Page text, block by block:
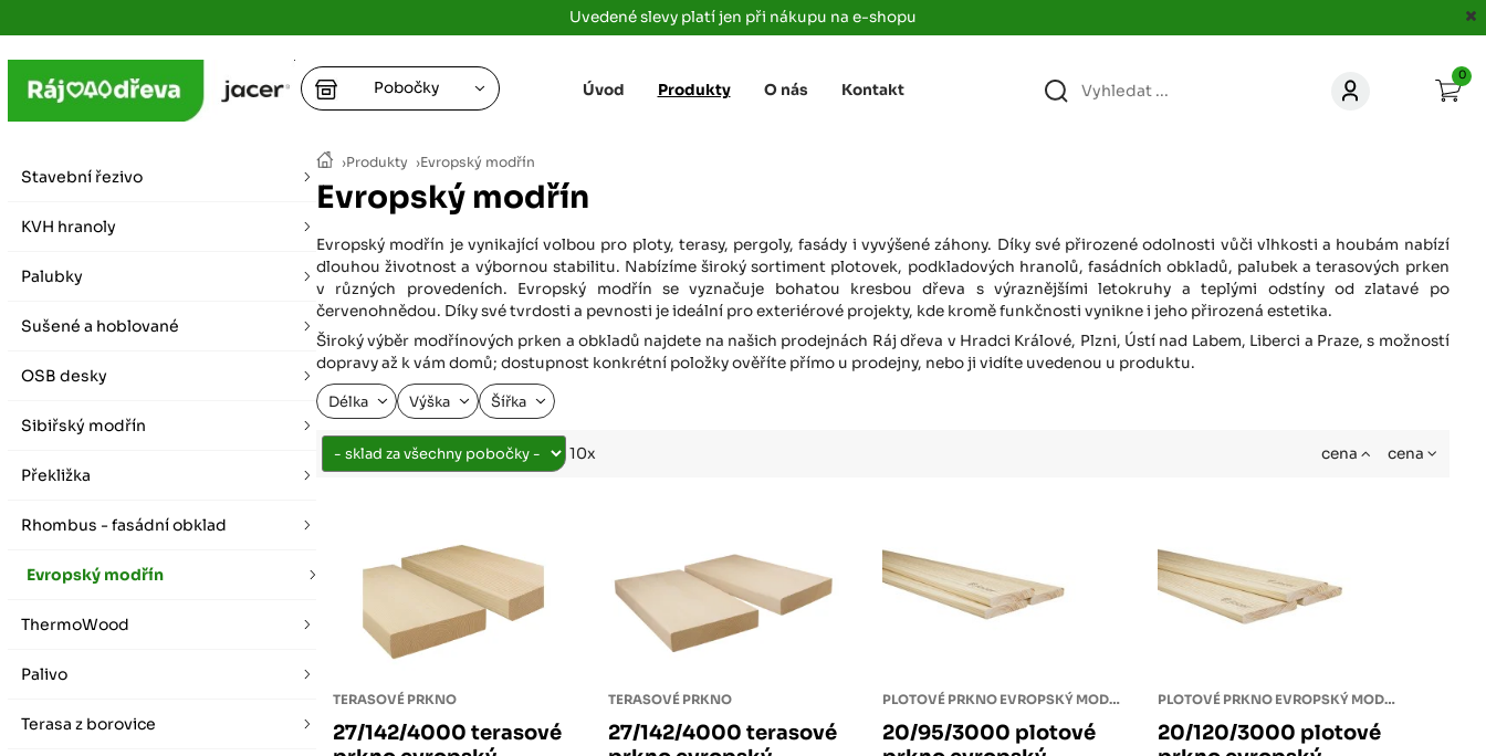
Uvedené slevy platí jen při nákupu na e-shopu
›Produkty ›Evropský modřín
Evropský modřín
Evropský modřín je vynikající volbou pro ploty, terasy, pergoly, fasády i vyvýšené záhony. Díky své přirozené odolnosti vůči vlhkosti a houbám nabízí
dlouhou životnost a výbornou stabilitu. Nabízíme široký sortiment plotovek, podkladových hranolů, fasádních obkladů, palubek a terasových prken
v různých provedeních. Evropský modřín se vyznačuje bohatou kresbou dřeva s výraznějšími letokruhy a teplými odstíny od zlatavé po
červenohnědou. Díky své tvrdosti a pevnosti je ideální pro exteriérové projekty, kde kromě funkčnosti vynikne i jeho přirozená estetika.
Široký výběr modřínových prken a obkladů najdete na našich prodejnách Ráj dřeva v Hradci Králové, Plzni, Ústí nad Labem, Liberci a Praze, s možností
dopravy až k vám domů; dostupnost konkrétní položky ověříte přímo u prodejny, nebo ji vidíte uvedenou u produktu.
Délka Výška Šířka
10x cena cena
TERASOVÉ PRKNO
27/142/4000 terasové
TERASOVÉ PRKNO
27/142/4000 terasové
PLOTOVÉ PRKNO EVROPSKÝ MODŘÍN
20/95/3000 plotové
PLOTOVÉ PRKNO EVROPSKÝ MODŘÍN
20/120/3000 plotové
Stavební řezivo
KVH hranoly
Palubky
Sušené a hoblované
OSB desky
Sibiřský modřín
Překližka
Rhombus - fasádní obklad
Evropský modřín
ThermoWood
Palivo
Terasa z borovice
Úvod Produkty O nás Kontakt
0
Pobočky
+
+
Letní otevírací doba (březen - říjen)
Zimní otevírací doba (listopad - únor)
vybírat zde
vybírat zde
Březhrad, Hradec Králové, 503 32
rajdrevahradec
jacer.cz
Praha
vybírat zde
Tůmovka 110
(Za čerpací stanicí TANK ONO)
Předboj, 250 72
+420 734 850 860
KONTAKT
Plzeň
vybírat zde
Liberec